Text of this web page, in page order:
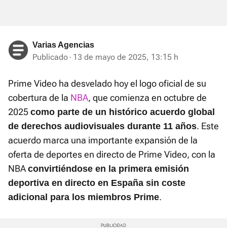
Varias Agencias
Publicado 13 de mayo de 2025, 13:15 h
Prime Video ha desvelado hoy el logo oficial de su
cobertura de la NBA, que comienza en octubre de
2025 como parte de un histórico acuerdo global
de derechos audiovisuales durante 11 años. Este
acuerdo marca una importante expansión de la
oferta de deportes en directo de Prime Video, con la
NBA convirtiéndose en la primera emisión
deportiva en directo en España sin coste
adicional para los miembros Prime.